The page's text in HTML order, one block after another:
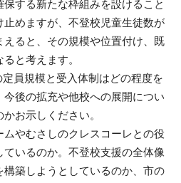
する新たな枠組みを設けること
めますが、不登校児童生徒数が
ると、その規模や位置付け、既
と考えます。
員規模と受入体制はどの程度を
後の拡充や他校への展開につい
お示しください。
やむさしのクレスコーレとの役
いるのか。不登校支援の全体像
築しようとしているのか、市の